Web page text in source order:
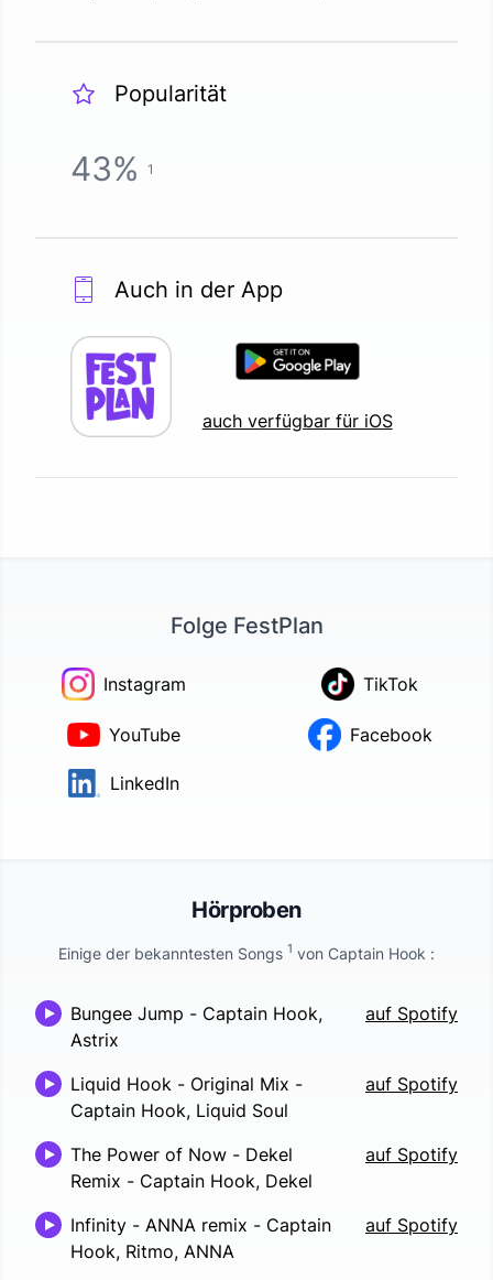
Popularität
43% 1
Auch in der App
auch verfügbar für iOS
Folge FestPlan
Instagram TikTok
YouTube Facebook
LinkedIn
Hörproben
Einige der bekanntesten Songs 1 von Captain Hook :
Bungee Jump - Captain Hook,
Astrix
auf Spotify
Liquid Hook - Original Mix -
Captain Hook, Liquid Soul
auf Spotify
The Power of Now - Dekel
Remix - Captain Hook, Dekel
auf Spotify
Infinity - ANNA remix - Captain
Hook, Ritmo, ANNA
auf Spotify